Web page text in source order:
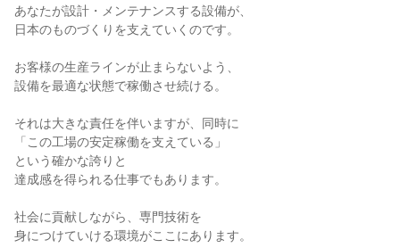
あなたが設計・メンテナンスする設備が、
日本のものづくりを支えていくのです。
お客様の生産ラインが止まらないよう、
設備を最適な状態で稼働させ続ける。
それは大きな責任を伴いますが、同時に
「この工場の安定稼働を支えている」
という確かな誇りと
達成感を得られる仕事でもあります。
社会に貢献しながら、専門技術を
身につけていける環境がここにあります。